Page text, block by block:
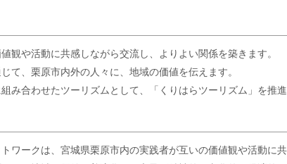
観や活動に共感しながら交流し、よりよい関係を築きます。
て、栗原市内外の人々に、地域の価値を伝えます。
み合わせたツーリズムとして、「くりはらツーリズム」を推進
ワークは、宮城県栗原市内の実践者が互いの価値観や活動に